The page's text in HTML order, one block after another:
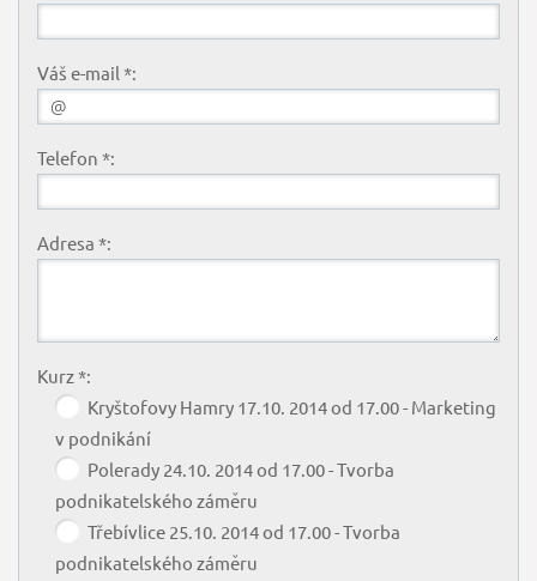
Váš e-mail *:
Telefon *:
Adresa *:
Kurz *:
Kryštofovy Hamry 17.10. 2014 od 17.00 - Marketing
v podnikání
Polerady 24.10. 2014 od 17.00 - Tvorba
podnikatelského záměru
Třebívlice 25.10. 2014 od 17.00 - Tvorba
podnikatelského záměru